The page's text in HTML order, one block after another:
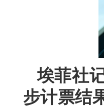
埃菲社
步计票结